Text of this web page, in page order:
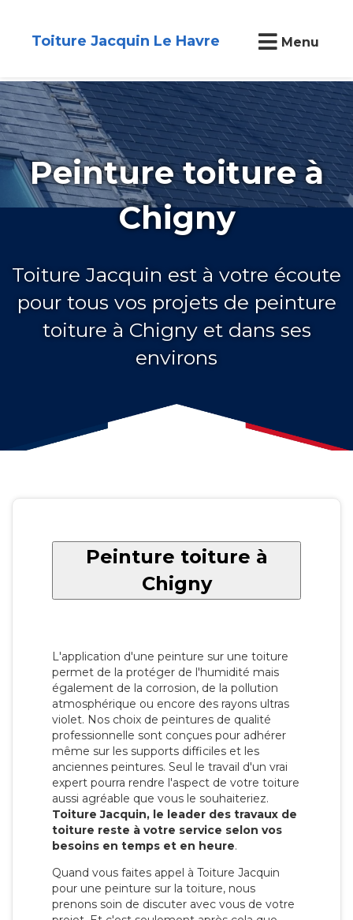
Toiture Jacquin Le Havre Menu
Peinture toiture à
Chigny
Toiture Jacquin est à votre écoute
pour tous vos projets de peinture
toiture à Chigny et dans ses
environs
Peinture toiture à
Chigny
L'application d'une peinture sur une toiture
permet de la protéger de l'humidité mais
également de la corrosion, de la pollution
atmosphérique ou encore des rayons ultras
violet. Nos choix de peintures de qualité
professionnelle sont conçues pour adhérer
même sur les supports difficiles et les
anciennes peintures. Seul le travail d'un vrai
expert pourra rendre l'aspect de votre toiture
aussi agréable que vous le souhaiteriez.
Toiture Jacquin, le leader des travaux de
toiture reste à votre service selon vos
besoins en temps et en heure.
Quand vous faites appel à Toiture Jacquin
pour une peinture sur la toiture, nous
prenons soin de discuter avec vous de votre